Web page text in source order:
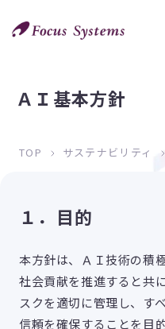
ＡＩ基本方針
TOP サステナビリティ
１．目的
本方針は、ＡＩ技術の積
社会貢献を推進すると共
スクを適切に管理し、す
信頼を確保することを目